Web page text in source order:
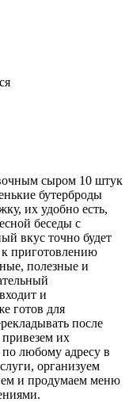
сыром 10 штук
бутерброды
их удобно есть,
беседы с
вкус точно будет
приготовлению
полезные и
и
готов для
после
их
любому адресу в
организуем
и продумаем меню